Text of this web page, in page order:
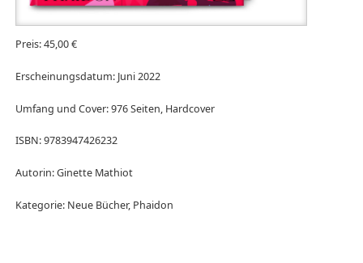
Preis: 45,00 €
Erscheinungsdatum: Juni 2022
Umfang und Cover: 976 Seiten, Hardcover
ISBN: 9783947426232
Autorin: Ginette Mathiot
Kategorie: Neue Bücher, Phaidon